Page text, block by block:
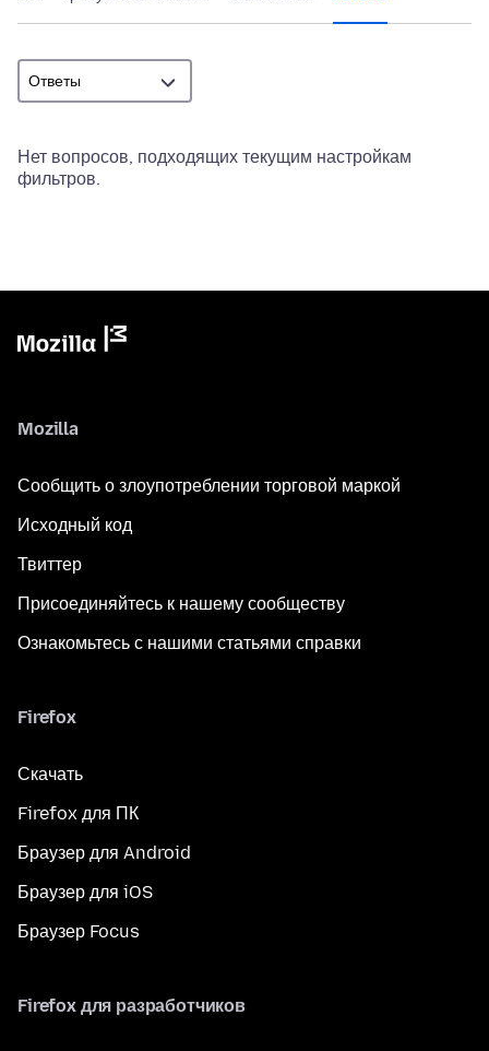
Нет вопросов, подходящих текущим настройкам
фильтров.
Mozilla
Сообщить о злоупотреблении торговой маркой
Исходный код
Твиттер
Присоединяйтесь к нашему сообществу
Ознакомьтесь с нашими статьями справки
Firefox
Скачать
Firefox для ПК
Браузер для Android
Браузер для iOS
Браузер Focus
Firefox для разработчиков